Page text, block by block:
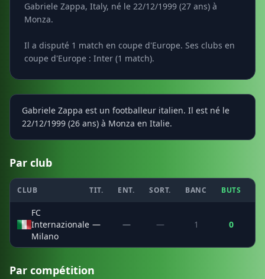
Gabriele Zappa, Italy, né le 22/12/1999 (27 ans) à
Monza.
Il a disputé 1 match en coupe d'Europe. Ses clubs en
coupe d'Europe : Inter (1 match).
Gabriele Zappa est un footballeur italien. Il est né le
22/12/1999 (26 ans) à Monza en Italie.
Par club
CLUB TIT. ENT. SORT. BANC BUTS
FC
Internazionale
Milano
— — — 1 0
Par compétition